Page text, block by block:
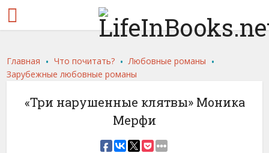
Главная .Что почитать? . Любовные романы .
Зарубежные любовные романы
«Три нарушенные клятвы» Моника
Мерфи